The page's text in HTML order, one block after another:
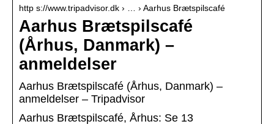
http s://www.tripadvisor.dk › … › Aarhus Brætspilscafé
Aarhus Brætspilscafé
(Århus, Danmark) –
anmeldelser
Aarhus Brætspilscafé (Århus, Danmark) –
anmeldelser – Tripadvisor
Aarhus Brætspilscafé, Århus: Se 13